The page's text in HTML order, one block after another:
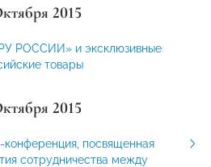
2015
РОССИИ» и эксклюзивные
товары
2015
конференция, посвященная
сотрудничества между